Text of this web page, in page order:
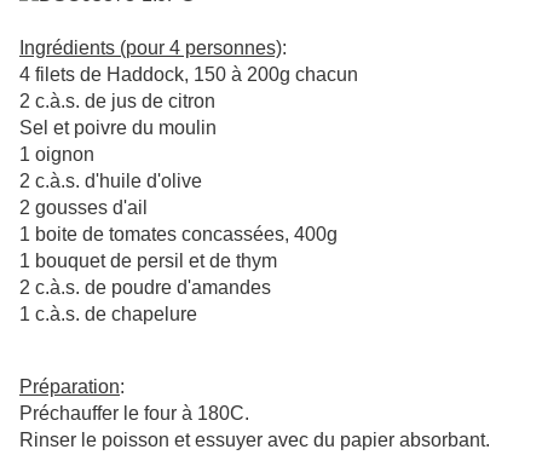
Ingrédients (pour 4 personnes):
4 filets de Haddock, 150 à 200g chacun
2 c.à.s. de jus de citron
Sel et poivre du moulin
1 oignon
2 c.à.s. d'huile d'olive
2 gousses d'ail
1 boite de tomates concassées, 400g
1 bouquet de persil et de thym
2 c.à.s. de poudre d'amandes
1 c.à.s. de chapelure
Préparation:
Préchauffer le four à 180C.
Rinser le poisson et essuyer avec du papier absorbant.